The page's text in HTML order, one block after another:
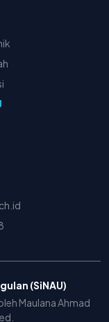
(SiNAU)
Maulana Ahmad